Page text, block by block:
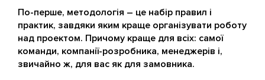
По-перше, методологія – це набір правил і
практик, завдяки яким краще організувати роботу
над проектом. Причому краще для всіх: самої
команди, компанії-розробника, менеджерів і,
звичайно ж, для вас як для замовника.